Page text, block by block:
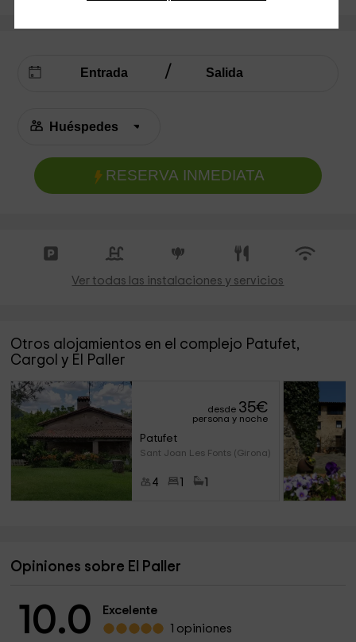
RESERVA INMEDIATA
Ver todas las instalaciones y servicios
Otros alojamientos en el complejo Patufet,
Cargol y El Paller
desde 35€
persona y noche
Patufet
Sant Joan Les Fonts (Girona)
4
Opiniones sobre El Paller
10.0
Excelente
1 opiniones